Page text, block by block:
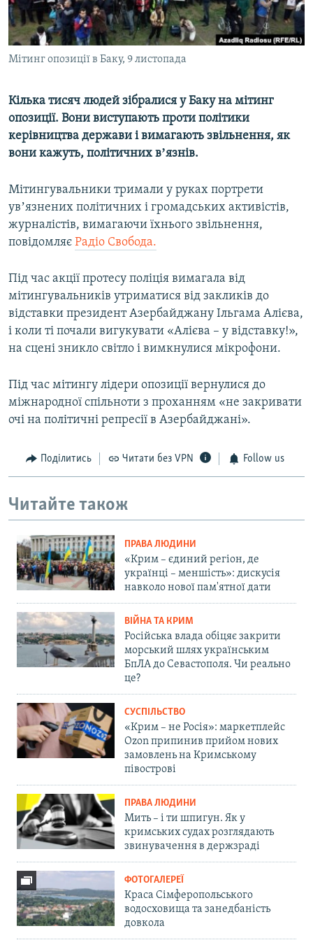
ВІДЕОУРОКИ «ELIFBE»
СВІДЧЕННЯ ОКУПАЦІЇ
УКРАЇНСЬКА ПРОБЛЕМА КРИМУ
Русский
Qırımtatar
Усі сайти RFE/RL
Мітинг опозиції в Баку, 9 листопада
Кілька тисяч людей зібралися у Баку на мітинг
опозиції. Вони виступають проти політики
керівництва держави і вимагають звільнення, як
вони кажуть, політичних вʼязнів.
Мітингувальники тримали у руках портрети
увʼязнених політичних і громадських активістів,
журналістів, вимагаючи їхнього звільнення,
повідомляє Радіо Свобода.
Під час акції протесу поліція вимагала від
мітингувальників утриматися від закликів до
відставки президент Азербайджану Ільгама Алієва,
і коли ті почали вигукувати «Алієва – у відставку!»,
на сцені зникло світло і вимкнулися мікрофони.
Під час мітингу лідери опозиції вернулися до
міжнародної спільноти з проханням «не закривати
очі на політичні репресії в Азербайджані».
Поділитись Читати без VPN Follow us
Читайте також
ПРАВА ЛЮДИНИ
«Крим – єдиний регіон, де
українці – меншість»: дискусія
навколо нової пам'ятної дати
ВІЙНА ТА КРИМ
Російська влада обіцяє закрити
морський шлях українським
БпЛА до Севастополя. Чи реально
це?
СУСПІЛЬСТВО
«Крим – не Росія»: маркетплейс
Ozon припинив прийом нових
замовлень на Кримському
півострові
ПРАВА ЛЮДИНИ
Мить – і ти шпигун. Як у
кримських судах розглядають
звинувачення в держзраді
ФОТОГАЛЕРЕЇ
Краса Сімферопольського
водосховища та занедбаність
довкола